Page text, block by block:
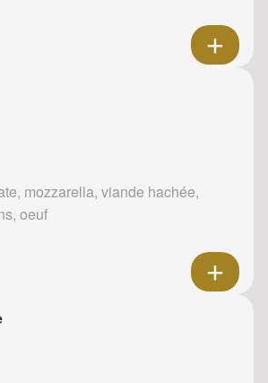
mozzarella, viande hachée,
oeuf